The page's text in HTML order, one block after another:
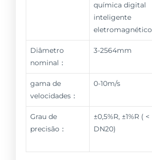
química digital
inteligente
eletromagnético
Diâmetro
nominal：
3-2564mm
gama de
velocidades：
0-10m/s
Grau de
precisão：
±0,5%R, ±1%R ( <
DN20)